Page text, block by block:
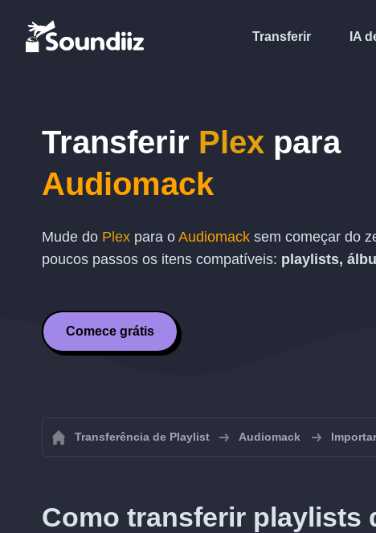
Transferir IA
Transferir Plex para
Audiomack
Mude do Plex para o Audiomack sem começar do
poucos passos os itens compatíveis: playlists,
Comece grátis
Transferência de Playlist Audiomack
Como transferir playlists